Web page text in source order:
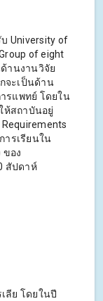
University of
of eight
านงานวิจัย
จะเป็นด้าน
รแพทย์ โดยใน
ห้สถาบันอยู่
ารเรียนใน
ของ
สัปดาห์
ลีย โดยในปี